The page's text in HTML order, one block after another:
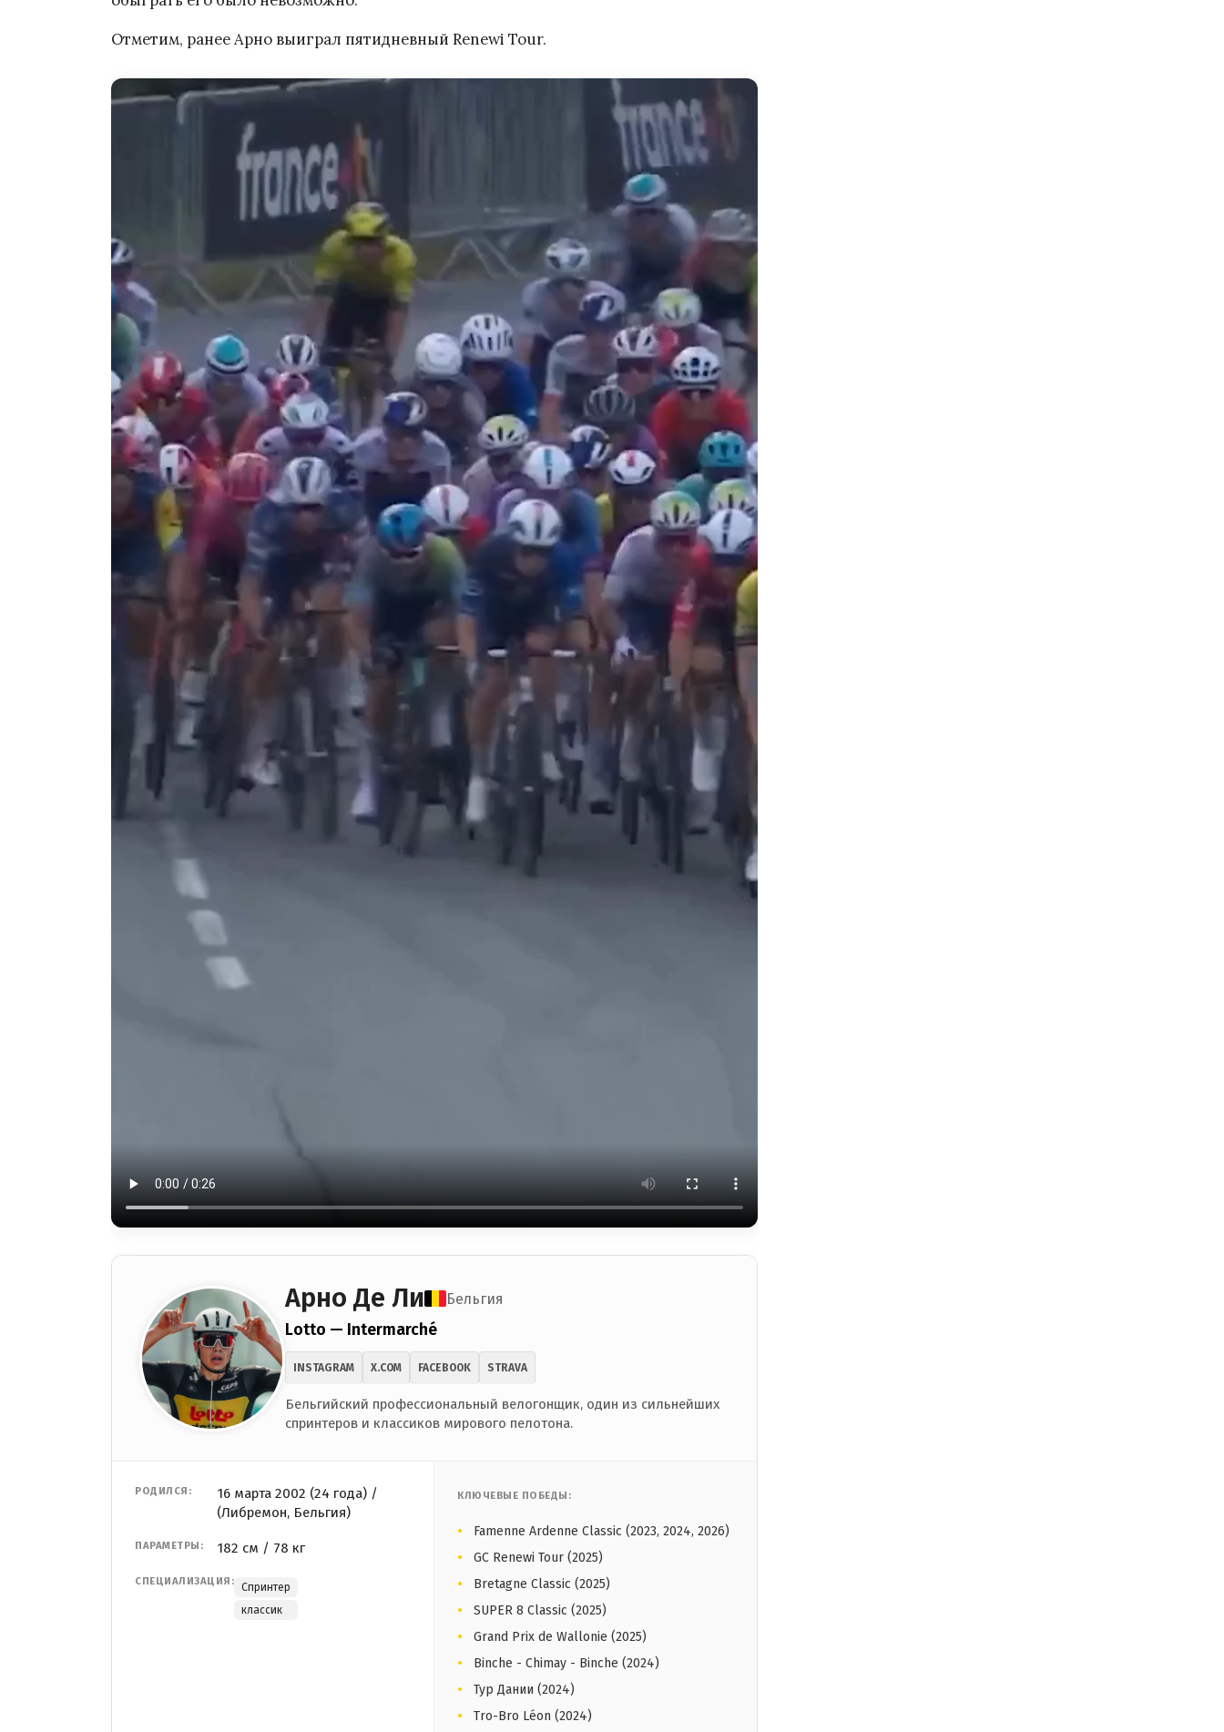
Отметим, ранее Арно выиграл пятидневный Renewi Tour.
Арно Де Ли Бельгия
Lotto — Intermarché
INSTAGRAM X.COM FACEBOOK STRAVA
Бельгийский профессиональный велогонщик, один из сильнейших
спринтеров и классиков мирового пелотона.
РОДИЛСЯ:
16 марта 2002 (24 года) /
(Либремон, Бельгия)
ПАРАМЕТРЫ: 182 см / 78 кг
СПЕЦИАЛИЗАЦИЯ:
Спринтер
классик
КЛЮЧЕВЫЕ ПОБЕДЫ:
Famenne Ardenne Classic (2023, 2024, 2026)
GC Renewi Tour (2025)
Bretagne Classic (2025)
SUPER 8 Classic (2025)
Grand Prix de Wallonie (2025)
Binche - Chimay - Binche (2024)
Тур Дании (2024)
Tro-Bro Léon (2024)